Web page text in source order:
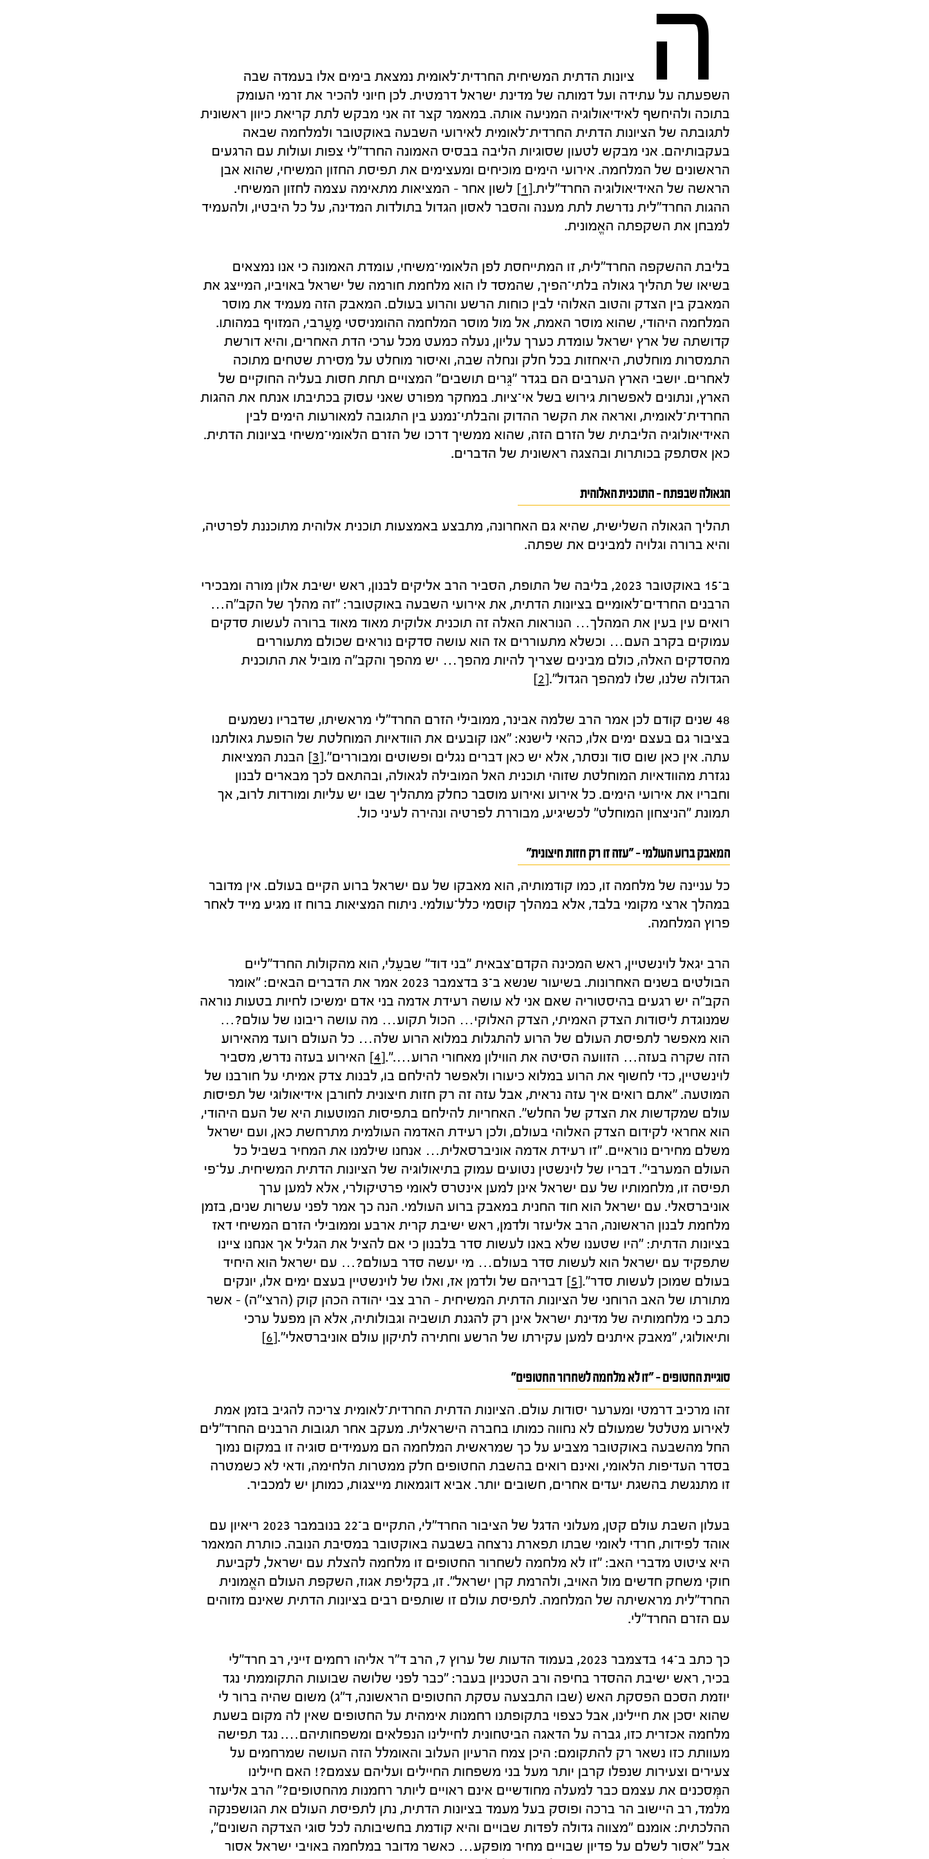
ה
ציונות הדתית המשיחית החרדית־לאומית נמצאת בימים אלו בעמדה שבה
השפעתה על עתידה ועל דמותה של מדינת ישראל דרמטית. לכן חיוני להכיר את זרמי העומק
בתוכה ולהיחשף לאידיאולוגיה המניעה אותה. במאמר קצר זה אני מבקש לתת קריאת כיוון ראשונית
לתגובתה של הציונות הדתית החרדית־לאומית לאירועי השבעה באוקטובר ולמלחמה שבאה
בעקבותיהם. אני מבקש לטעון שסוגיות הליבה בבסיס האמונה החרד"לי צפות ועולות עם הרגעים
הראשונים של המלחמה. אירועי הימים מוכיחים ומעצימים את תפיסת החזון המשיחי, שהוא אבן
הראשה של האידיאולוגיה החרד"לית.[1]
לשון אחר – המציאות מתאימה עצמה לחזון המשיחי.
ההגות החרד"לית נדרשת לתת מענה והסבר לאסון הגדול בתולדות המדינה, על כל היבטיו, ולהעמיד
למבחן את השקפתה האֱמונית.
בליבת ההשקפה החרד"לית, זו המתייחסת לפן הלאומי־משיחי, עומדת האמונה כי אנו נמצאים
בשיאו של תהליך גאולה בלתי־הפיך, שהמסד לו הוא מלחמת חורמה של ישראל באויביו, המייצג את
המאבק בין הצדק והטוב האלוהי לבין כוחות הרשע והרוע בעולם. המאבק הזה מעמיד את מוסר
המלחמה היהודי, שהוא מוסר האמת, אל מול מוסר המלחמה ההומניסטי מַעֲרבי, המזויף במהותו.
קדושתה של ארץ ישראל עומדת כערך עליון, נעלה כמעט מכל ערכי הדת האחרים, והיא דורשת
התמסרות מוחלטת, היאחזות בכל חלק ונחלה שבה, ואיסור מוחלט על מסירת שטחים מתוכה
לאחרים. יושבי הארץ הערבים הם בגדר "גֵּרים תושבים" המצויים תחת חסות בעליה החוקיים של
הארץ, ונתונים לאפשרות גירוש בשל אי־ציות. במחקר מפורט שאני עסוק בכתיבתו אנתח את ההגות
החרדית־לאומית, ואראה את הקשר ההדוק והבלתי־נמנע בין התגובה למאורעות הימים לבין
האידיאולוגיה הליבתית של הזרם הזה, שהוא ממשיך דרכו של הזרם הלאומי־משיחי בציונות הדתית.
כאן אסתפק בכותרות ובהצגה ראשונית של הדברים.
הגאולה שבפתח – התוכנית האלוהית
תהליך הגאולה השלישית, שהיא גם האחרונה, מתבצע באמצעות תוכנית אלוהית מתוכננת לפרטיה,
והיא ברורה וגלויה למבינים את שפתה.
ב־15 באוקטובר 2023, בליבה של התופת, הסביר הרב אליקים לבנון, ראש ישיבת אלון מורה ומבכירי
הרבנים החרדים־לאומיים בציונות הדתית, את אירועי השבעה באוקטובר: "זה מהלך של הקב"ה…
רואים עין בעין את המהלך… הנוראות האלה זה תוכנית אלוקית מאוד מאוד ברורה לעשות סדקים
עמוקים בקרב העם… וכשלא מתעוררים אז הוא עושה סדקים נוראים שכולם מתעוררים
מהסדקים האלה, כולם מבינים שצריך להיות מהפך… יש מהפך והקב"ה מוביל את התוכנית
הגדולה שלנו, שלו למהפך הגדול".[2]
48 שנים קודם לכן אמר הרב שלמה אבינר, ממובילי הזרם החרד"לי מראשיתו, שדבריו נשמעים
בציבור גם בעצם ימים אלו, כהאי לישנא: "אנו קובעים את הוודאיות המוחלטת של הופעת גאולתנו
עתה. אין כאן שום סוד ונסתר, אלא יש כאן דברים נגלים ופשוטים ומבוררים".[3]
הבנת המציאות
נגזרת מהוודאיות המוחלטת שזוהי תוכנית האל המובילה לגאולה, ובהתאם לכך מבארים לבנון
וחבריו את אירועי הימים. כל אירוע ואירוע מוסבר כחלק מתהליך שבו יש עליות ומורדות לרוב, אך
תמונת "הניצחון המוחלט" לכשיגיע, מבוררת לפרטיה ונהירה לעיני כול.
המאבק ברוע העולמי – "עזה זו רק חזות חיצונית"
כל עניינה של מלחמה זו, כמו קודמותיה, הוא מאבקו של עם ישראל ברוע הקיים בעולם. אין מדובר
במהלך ארצי מקומי בלבד, אלא במהלך קוסמי כלל־עולמי. ניתוח המציאות ברוח זו מגיע מייד לאחר
פרוץ המלחמה.
הרב יגאל לוינשטיין, ראש המכינה הקדם־צבאית "בני דוד" שבעֵלי, הוא מהקולות החרד"ליים
הבולטים בשנים האחרונות. בשיעור שנשא ב־3 בדצמבר 2023 אמר את הדברים הבאים: "אומר
הקב"ה יש רגעים בהיסטוריה שאם אני לא עושה רעידת אדמה בני אדם ימשיכו לחיות בטעות נוראה
שמנוגדת ליסודות הצדק האמיתי, הצדק האלוקי… הכול תקוע… מה עושה ריבונו של עולם?…
הוא מאפשר לתפיסת העולם של הרוע להתגלות במלוא הרוע שלה… כל העולם רועד מהאירוע
הזה שקרה בעזה… הזוועה הסיטה את הווילון מאחורי הרוע….".[4]
האירוע בעזה נדרש, מסביר
לוינשטיין, כדי לחשוף את הרוע במלוא כיעורו ולאפשר להילחם בו, לבנות צדק אמיתי על חורבנו של
המוטעה. "אתם רואים איך עזה נראית, אבל עזה זה רק חזות חיצונית לחורבן אידיאולוגי של תפיסות
עולם שמקדשות את הצדק של החלש". האחריות להילחם בתפיסות המוטעות היא של העם היהודי,
הוא אחראי לקידום הצדק האלוהי בעולם, ולכן רעידת האדמה העולמית מתרחשת כאן, ועם ישראל
משלם מחירים נוראיים. "זו רעידת אדמה אוניברסאלית… אנחנו שילמנו את המחיר בשביל כל
העולם המערבי". דבריו של לוינשטין נטועים עמוק בתיאולוגיה של הציונות הדתית המשיחית. על־פי
תפיסה זו, מלחמותיו של עם ישראל אינן למען אינטרס לאומי פרטיקולרי, אלא למען ערך
אוניברסאלי. עם ישראל הוא חוד החנית במאבק ברוע העולמי. הנה כך אמר לפני עשרות שנים, בזמן
מלחמת לבנון הראשונה, הרב אליעזר ולדמן, ראש ישיבת קרית ארבע וממובילי הזרם המשיחי דאז
בציונות הדתית: "היו שטענו שלא באנו לעשות סדר בלבנון כי אם להציל את הגליל אך אנחנו ציינו
שתפקיד עם ישראל הוא לעשות סדר בעולם… מי יעשה סדר בעולם?… עם ישראל הוא היחיד
בעולם שמוכן לעשות סדר".[5]
דבריהם של ולדמן אז, ואלו של לוינשטיין בעצם ימים אלו, יונקים
מתורתו של האב הרוחני של הציונות הדתית המשיחית – הרב צבי יהודה הכהן קוק (הרצי"ה) – אשר
כתב כי מלחמותיה של מדינת ישראל אינן רק להגנת תושביה וגבולותיה, אלא הן מפעל ערכי
ותיאולוגי, "מאבק איתנים למען עקירתו של הרשע וחתירה לתיקון עולם אוניברסאלי".[6]
סוגיית החטופים – "זו לא מלחמה לשחרור החטופים"
זהו מרכיב דרמטי ומערער יסודות עולם. הציונות הדתית החרדית־לאומית צריכה להגיב בזמן אמת
לאירוע מטלטל שמעולם לא נחווה כמותו בחברה הישראלית. מעקב אחר תגובות הרבנים החרד"לים
החל מהשבעה באוקטובר מצביע על כך שמראשית המלחמה הם מעמידים סוגיה זו במקום נמוך
בסדר העדיפות הלאומי, ואינם רואים בהשבת החטופים חלק ממטרות הלחימה, ודאי לא כשמטרה
זו מתנגשת בהשגת יעדים אחרים, חשובים יותר. אביא דוגמאות מייצגות, כמותן יש למכביר.
בעלון השבת עולם קטן, מעלוני הדגל של הציבור החרד"לי, התקיים ב־22 בנובמבר 2023 ריאיון עם
אוהד לפידות, חרדי לאומי שבתו תפארת נרצחה בשבעה באוקטובר במסיבת הנובה. כותרת המאמר
היא ציטוט מדברי האב: "זו לא מלחמה לשחרור החטופים זו מלחמה להצלת עם ישראל, לקביעת
חוקי משחק חדשים מול האויב, ולהרמת קרן ישראל". זו, בקליפת אגוז, השקפת העולם האֱמונית
החרד"לית מראשיתה של המלחמה. לתפיסת עולם זו שותפים רבים בציונות הדתית שאינם מזוהים
עם הזרם החרד"לי.
כך כתב ב־14 בדצמבר 2023, בעמוד הדעות של ערוץ 7, הרב ד"ר אליהו רחמים זייני, רב חרד"לי
בכיר, ראש ישיבת ההסדר בחיפה ורב הטכניון בעבר: "כבר לפני שלושה שבועות התקוממתי נגד
יוזמת הסכם הפסקת האש (שבו התבצעה עסקת החטופים הראשונה, ד"ג) משום שהיה ברור לי
שהוא יסכן את חיילינו, אבל כצפוי בתקופתנו רחמנות אימהית על החטופים שאין לה מקום בשעת
מלחמה אכזרית כזו, גברה על הדאגה הביטחונית לחיילינו הנפלאים ומשפחותיהם…. נגד תפישה
מעוותת כזו נשאר רק להתקומם: היכן צמח הרעיון העלוב והאומלל הזה העושה שמרחמים על
צעירים וצעירות שנפלו קרבן יותר מעל בני משפחות החיילים ועליהם עצמם?! האם חיילינו
המְּסכנים את עצמם כבר למעלה מחודשיים אינם ראויים ליותר רחמנות מהחטופים?" הרב אליעזר
מלמד, רב היישוב הר ברכה ופוסק בעל מעמד בציונות הדתית, נתן לתפיסת העולם את הגושפנקה
ההלכתית: אומנם "מצווה גדולה לפדות שבויים והיא קודמת בחשיבותה לכל סוגי הצדקה השונים",
אבל "אסור לשלם על פדיון שבויים מחיר מופקע… כאשר מדובר במלחמה באויבי ישראל אסור